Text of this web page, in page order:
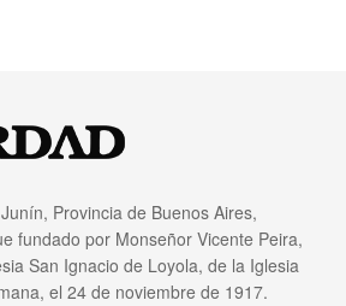
Provincia de Buenos Aires,
fundado por Monseñor Vicente Peira,
San Ignacio de Loyola, de la Iglesia
el 24 de noviembre de 1917.